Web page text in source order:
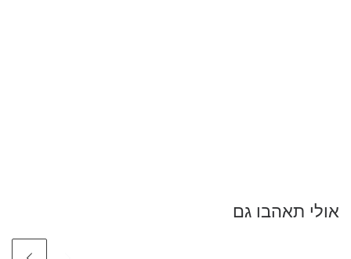
אולי תאהבו גם